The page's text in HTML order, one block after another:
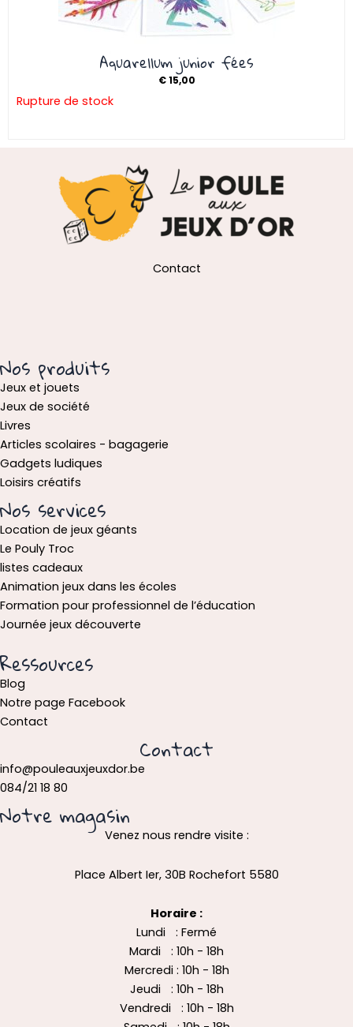
Aquarellum junior fées
€15,00
Rupture de stock
Contact
Nos produits
Jeux et jouets
Jeux de société
Livres
Articles scolaires - bagagerie
Gadgets ludiques
Loisirs créatifs
Nos services
Location de jeux géants
Le Pouly Troc
listes cadeaux
Animation jeux dans les écoles
Formation pour professionnel de l’éducation
Journée jeux découverte
Ressources
Blog
Notre page Facebook
Contact
Contact
info@pouleauxjeuxdor.be
084/21 18 80
Notre magasin
Venez nous rendre visite :
Place Albert Ier, 30B Rochefort 5580
Horaire :
Lundi : Fermé
Mardi : 10h - 18h
Mercredi : 10h - 18h
Jeudi : 10h - 18h
Vendredi : 10h - 18h